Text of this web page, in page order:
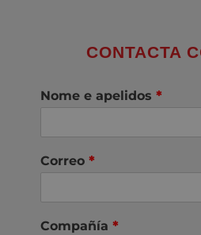
CONTACTA
Nome e apelidos *
Correo *
Compañía *